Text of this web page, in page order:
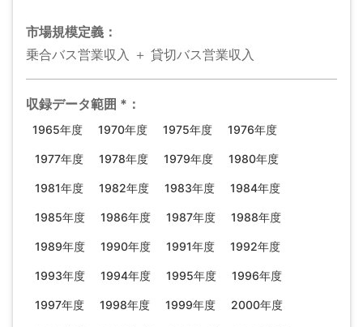
市場規模定義：
乗合バス営業収入 ＋ 貸切バス営業収入
収録データ範囲 * ：
1965年度 1970年度 1975年度 1976年度
1977年度 1978年度 1979年度 1980年度
1981年度 1982年度 1983年度 1984年度
1985年度 1986年度 1987年度 1988年度
1989年度 1990年度 1991年度 1992年度
1993年度 1994年度 1995年度 1996年度
1997年度 1998年度 1999年度 2000年度